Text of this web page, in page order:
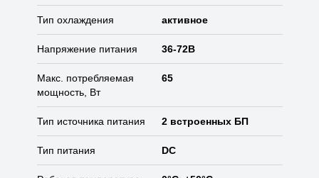
Тип охлаждения активное
Напряжение питания 36-72В
Макс. потребляемая
мощность, Вт
65
Тип источника питания 2 встроенных БП
Тип питания DC